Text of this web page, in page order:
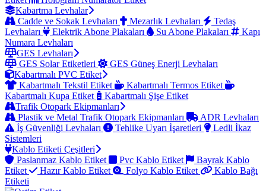
Kabartma Levhalar
Cadde ve Sokak Levhaları
Mezarlık Levhaları
Tedaş
Levhaları
Elektrik Abone Plakaları Su Abone Plakaları
Kapı
Numara Levhaları
GES Levhaları
GES Solar Etiketleri
GES Güneş Enerji Levhaları
Kabartmalı PVC Etiket
Kabartmalı Tekstil Etiket
Kabartmalı Termos Etiket
Kabartmalı Kupa Etiket
Kabartmalı Şişe Etiket
Trafik Otopark Ekipmanları
Plastik ve Metal Trafik Otopark Ekipmanları
ADR Levhaları
İş Güvenliği Levhaları
Tehlike Uyarı İşaretleri
Ledli İkaz
Sistemleri
Kablo Etiketi Çeşitleri
Paslanmaz Kablo Etiket
Pvc Kablo Etiket
Bayrak Kablo
Etiket
Hazır Kablo Etiket Folyo Kablo Etiket
Kablo Bağı
Etiketi